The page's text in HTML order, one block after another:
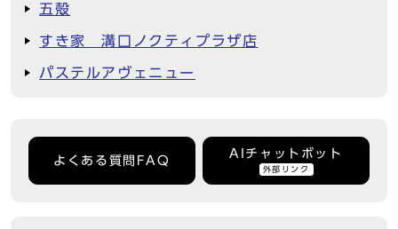
五殻
すき家 溝口ノクティプラザ店
パステルアヴェニュー
よくある質問FAQ
AIチャットボット
外部リンク